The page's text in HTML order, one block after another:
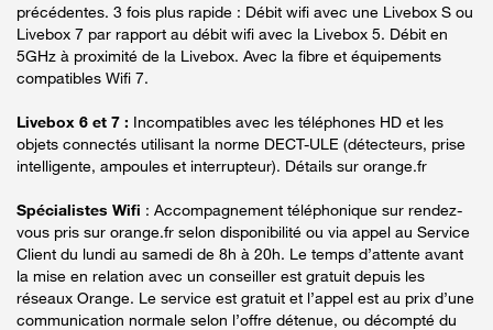
précédentes. 3 fois plus rapide : Débit wifi avec une Livebox S ou
Livebox 7 par rapport au débit wifi avec la Livebox 5. Débit en
5GHz à proximité de la Livebox. Avec la fibre et équipements
compatibles Wifi 7.
Livebox 6 et 7 : Incompatibles avec les téléphones HD et les
objets connectés utilisant la norme DECT-ULE (détecteurs, prise
intelligente, ampoules et interrupteur). Détails sur orange.fr
Spécialistes Wifi : Accompagnement téléphonique sur rendez-
vous pris sur orange.fr selon disponibilité ou via appel au Service
Client du lundi au samedi de 8h à 20h. Le temps d’attente avant
la mise en relation avec un conseiller est gratuit depuis les
réseaux Orange. Le service est gratuit et l’appel est au prix d’une
communication normale selon l’offre détenue, ou décompté du